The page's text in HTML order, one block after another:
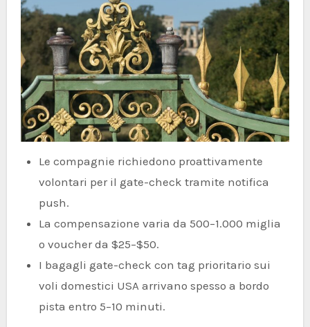
Le compagnie richiedono proattivamente
volontari per il gate-check tramite notifica
push.
La compensazione varia da 500–1.000 miglia
o voucher da $25–$50.
I bagagli gate-check con tag prioritario sui
voli domestici USA arrivano spesso a bordo
pista entro 5–10 minuti.